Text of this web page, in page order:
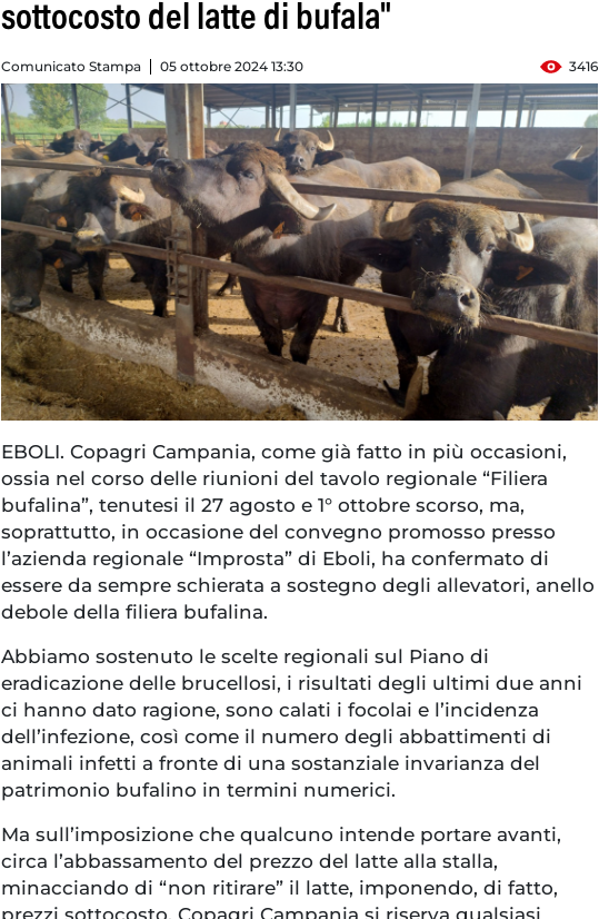
sottocosto del latte di bufala"
Comunicato Stampa 05 ottobre 2024 13:30 3416
EBOLI. Copagri Campania, come già fatto in più occasioni,
ossia nel corso delle riunioni del tavolo regionale “Filiera
bufalina”, tenutesi il 27 agosto e 1° ottobre scorso, ma,
soprattutto, in occasione del convegno promosso presso
l’azienda regionale “Improsta” di Eboli, ha confermato di
essere da sempre schierata a sostegno degli allevatori, anello
debole della filiera bufalina.
Abbiamo sostenuto le scelte regionali sul Piano di
eradicazione delle brucellosi, i risultati degli ultimi due anni
ci hanno dato ragione, sono calati i focolai e l’incidenza
dell’infezione, così come il numero degli abbattimenti di
animali infetti a fronte di una sostanziale invarianza del
patrimonio bufalino in termini numerici.
Ma sull’imposizione che qualcuno intende portare avanti,
circa l’abbassamento del prezzo del latte alla stalla,
minacciando di “non ritirare” il latte, imponendo, di fatto,
prezzi sottocosto, Copagri Campania si riserva qualsiasi